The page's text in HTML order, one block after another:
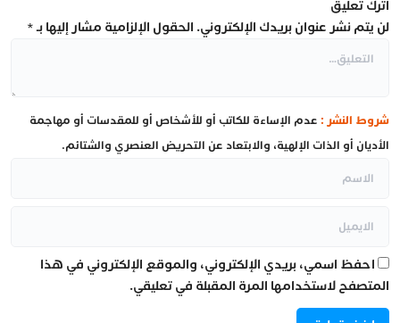
اترك تعليق
لن يتم نشر عنوان بريدك الإلكتروني. الحقول الإلزامية مشار إليها بـ*
شروط النشر : عدم الإساءة للكاتب أو للأشخاص أو للمقدسات أو مهاجمة
الأديان أو الذات الإلهية، والابتعاد عن التحريض العنصري والشتائم.
احفظ اسمي، بريدي الإلكتروني، والموقع الإلكتروني في هذا
المتصفح لاستخدامها المرة المقبلة في تعليقي.